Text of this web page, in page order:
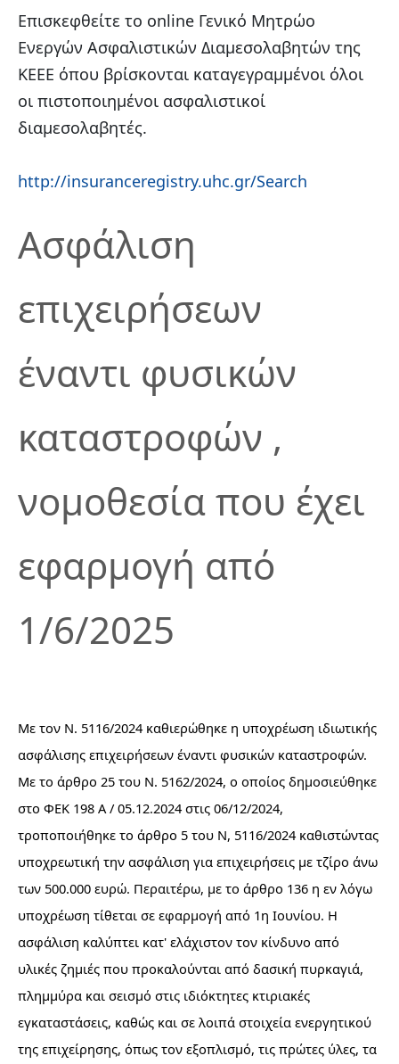
Επισκεφθείτε το online Γενικό Μητρώο
Ενεργών Ασφαλιστικών Διαμεσολαβητών της
ΚΕΕΕ όπου βρίσκονται καταγεγραμμένοι όλοι
οι πιστοποιημένοι ασφαλιστικοί
διαμεσολαβητές.
http://insuranceregistry.uhc.gr/Search
Ασφάλιση
επιχειρήσεων
έναντι φυσικών
καταστροφών ,
νομοθεσία που έχει
εφαρμογή από
1/6/2025
Mε τον Ν. 5116/2024 καθιερώθηκε η υποχρέωση ιδιωτικής
ασφάλισης επιχειρήσεων έναντι φυσικών καταστροφών.
Mε το άρθρο 25 του Ν. 5162/2024, ο οποίος δημοσιεύθηκε
στο ΦΕΚ 198 A / 05.12.2024 στις 06/12/2024,
τροποποιήθηκε το άρθρο 5 του Ν, 5116/2024 καθιστώντας
υποχρεωτική την ασφάλιση για επιχειρήσεις με τζίρο άνω
των 500.000 ευρώ. Περαιτέρω, με το άρθρο 136 η εν λόγω
υποχρέωση τίθεται σε εφαρμογή από 1η Ιουνίου. Η
ασφάλιση καλύπτει κατ' ελάχιστον τον κίνδυνο από
υλικές ζημιές που προκαλούνται από δασική πυρκαγιά,
πλημμύρα και σεισμό στις ιδιόκτητες κτιριακές
εγκαταστάσεις, καθώς και σε λοιπά στοιχεία ενεργητικού
της επιχείρησης, όπως τον εξοπλισμό, τις πρώτες ύλες, τα